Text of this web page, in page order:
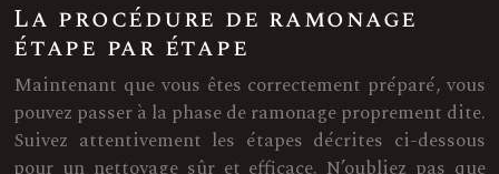
La procédure de ramonage
étape par étape
Maintenant que vous êtes correctement préparé, vous
pouvez passer à la phase de ramonage proprement dite.
Suivez attentivement les étapes décrites ci-dessous